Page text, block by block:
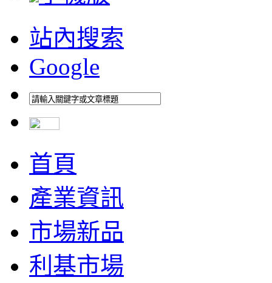
站內搜索
Google
首頁
產業資訊
市場新品
利基市場